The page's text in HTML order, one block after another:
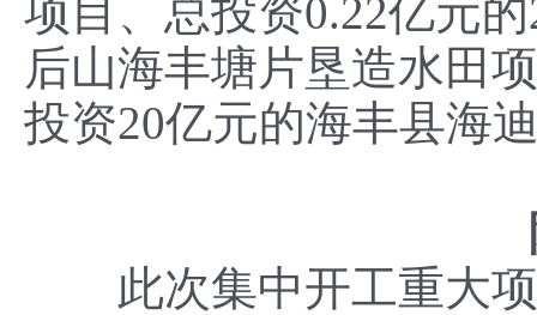
项目、总投资0.22亿元
后山海丰塘片垦造水田
投资20亿元的海丰县海
此次集中开工重大项